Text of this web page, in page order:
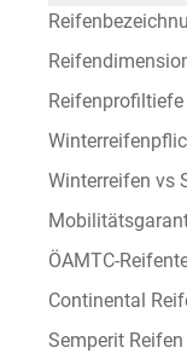
Reifenprofiltiefe
Winterreifen vs
ÖAMTC-
Continental
Semperit Reifen